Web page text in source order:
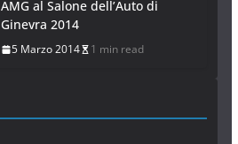
AMG al Salone dell’Auto di
Ginevra 2014
5 Marzo 2014 1 min read